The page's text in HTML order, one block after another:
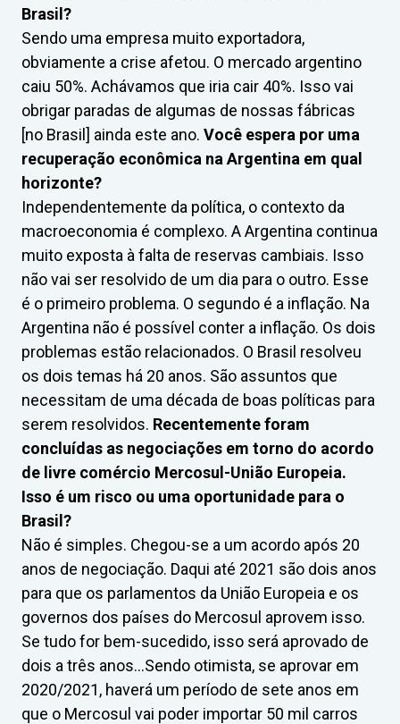
Brasil?
Sendo uma empresa muito exportadora,
obviamente a crise afetou. O mercado argentino
caiu 50%. Achávamos que iria cair 40%. Isso vai
obrigar paradas de algumas de nossas fábricas
[no Brasil] ainda este ano. Você espera por uma
recuperação econômica na Argentina em qual
horizonte?
Independentemente da política, o contexto da
macroeconomia é complexo. A Argentina continua
muito exposta à falta de reservas cambiais. Isso
não vai ser resolvido de um dia para o outro. Esse
é o primeiro problema. O segundo é a inflação. Na
Argentina não é possível conter a inflação. Os dois
problemas estão relacionados. O Brasil resolveu
os dois temas há 20 anos. São assuntos que
necessitam de uma década de boas políticas para
serem resolvidos. Recentemente foram
concluídas as negociações em torno do acordo
de livre comércio Mercosul-União Europeia.
Isso é um risco ou uma oportunidade para o
Brasil?
Não é simples. Chegou-se a um acordo após 20
anos de negociação. Daqui até 2021 são dois anos
para que os parlamentos da União Europeia e os
governos dos países do Mercosul aprovem isso.
Se tudo for bem-sucedido, isso será aprovado de
dois a três anos…Sendo otimista, se aprovar em
2020/2021, haverá um período de sete anos em
que o Mercosul vai poder importar 50 mil carros